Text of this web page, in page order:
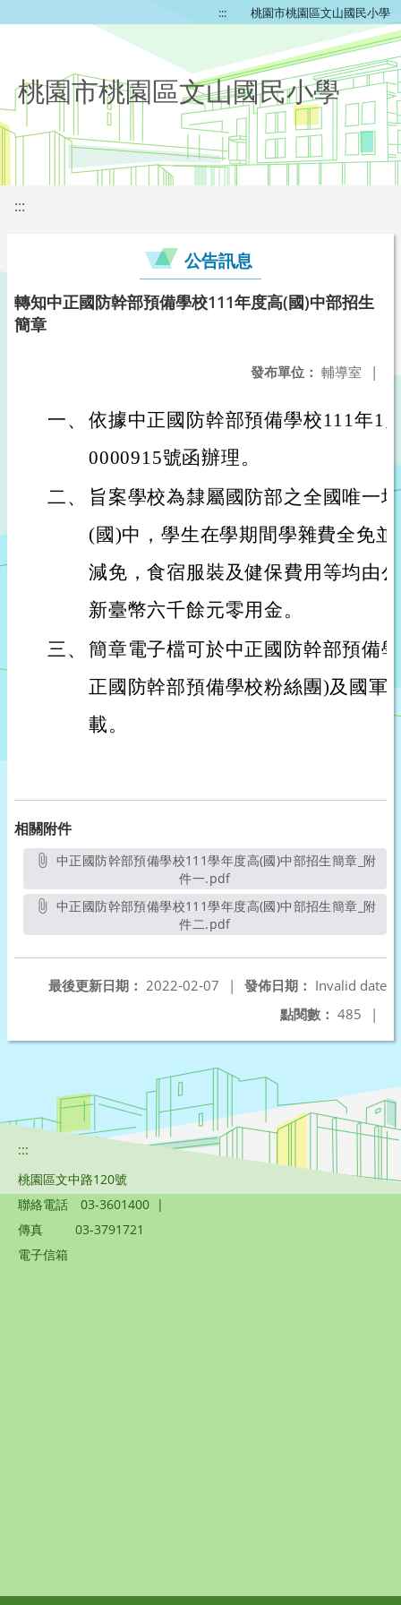
::: 桃園市桃園區文山國民小學
桃園市桃園區文山國民小學
:::
公告訊息
轉知中正國防幹部預備學校111年度高(國)中部招生
簡章
發布單位： 輔導室 |
一、 依據中正國防幹部預備學校111年1
0000915號函辦理。
二、
旨案學校為隸屬國防部之全國唯一
(國)中，學生在學期間學雜費全免
減免，食宿服裝及健保費用等均由
新臺幣六千餘元零用金。
三、 簡章電子檔可於中正國防幹部預備
正國防幹部預備學校粉絲團)及國軍
載。
相關附件
件一.pdf另開新視窗
件二.pdf另開新視窗
發佈日期： Invalid date
最後更新日期： 2022-02-07
|
點閱數： 485 |
:::
桃園區文中路120號
聯絡電話
03-3601400 |
傳真
03-3791721
電子信箱